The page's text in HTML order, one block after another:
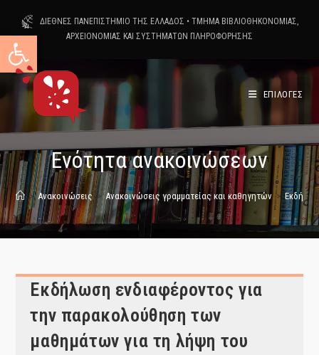
Ανοίξτε τη γραμμή εργαλείων
content
ΔΙΕΘΝΕΣ ΠΑΝΕΠΙΣΤΗΜΙΟ ΤΗΣ ΕΛΛΑΔΟΣ • ΤΜΗΜΑ ΒΙΒΛΙΟΘΗΚΟΝΟΜΙΑΣ,
ΑΡΧΕΙΟΝΟΜΙΑΣ ΚΑΙ ΣΥΣΤΗΜΑΤΩΝ ΠΛΗΡΟΦΟΡΗΣΗΣ
ΕΠΙΛΟΓΕΣ
Ενότητα ανακοινώσεων
> Ανακοινώσεις > Ανακοινώσεις γραμματείας και καθηγητών >
Εκδήλωση ενδιαφέροντος για
την παρακολούθηση των
μαθημάτων για τη λήψη του